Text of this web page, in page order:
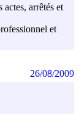
arrêtés et
et
26/08/2009